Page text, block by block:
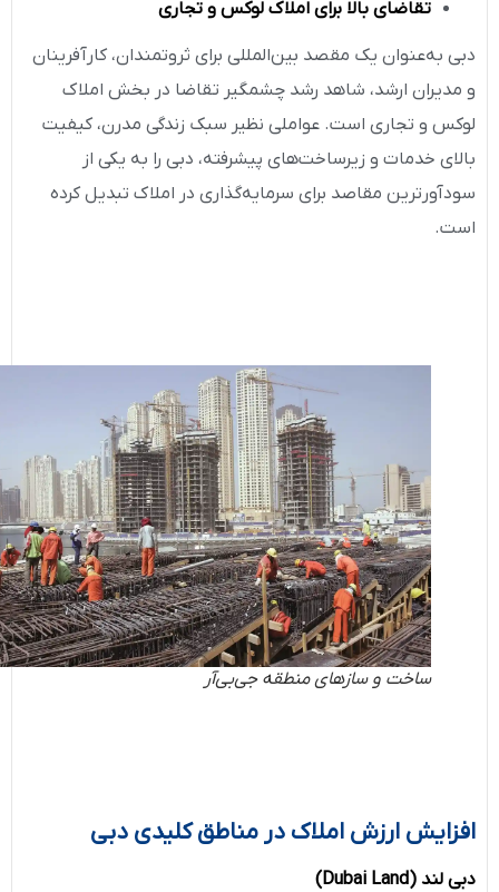
تقاضای بالا برای املاک لوکس و تجاری
دبی به‌عنوان یک مقصد بین‌المللی برای ثروتمندان، کارآفرینان
و مدیران ارشد، شاهد رشد چشمگیر تقاضا در بخش املاک
لوکس و تجاری است. عواملی نظیر سبک زندگی مدرن، کیفیت
بالای خدمات و زیرساخت‌های پیشرفته، دبی را به یکی از
سودآورترین مقاصد برای سرمایه‌گذاری در املاک تبدیل کرده
است.
ساخت و سازهای منطقه جی‌بی‌آر
افزایش ارزش املاک در مناطق کلیدی دبی
دبی لند(Dubai Land)